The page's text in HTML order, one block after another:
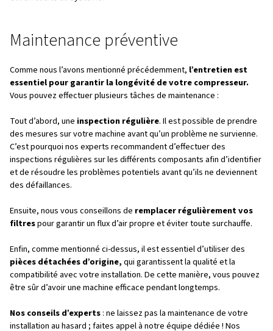
Résolution de problèmes
Une fois que vous aurez identifié les problèmes de votre
compresseur, vous voudrez les résoudre ! Voici
énumérés ci-dessus :
Surchauffe
Pour éviter la surchauffe, vous devezvérifier que le
pas restreint,nettoyer les composantssales et
nettoyage régulier peuvent également aider à prévenir